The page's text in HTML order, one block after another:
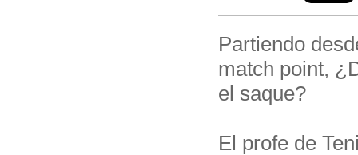
Partiendo
match point,
el saque?
El profe de